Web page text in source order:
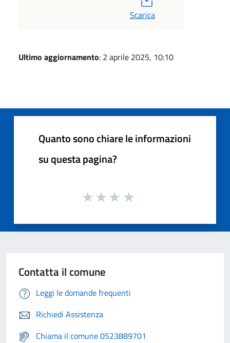
Scarica
Ultimo aggiornamento: 2 aprile 2025, 10:10
Quanto sono chiare le informazioni
su questa pagina?
Contatta il comune
Leggi le domande frequenti
Richiedi Assistenza
Chiama il comune 0523889701